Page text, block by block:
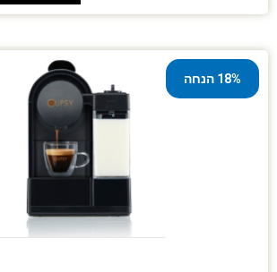
18% הנחה